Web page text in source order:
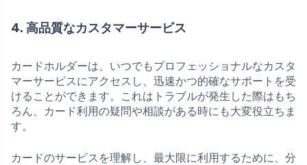
4. 高品質なカスタマーサービス
カードホルダーは、いつでもプロフェッショナルなカスタ
マーサービスにアクセスし、迅速かつ的確なサポートを受
けることができます。これはトラブルが発生した際はもち
ろん、カード利用の疑問や相談がある時にも大変役立ちま
す。
カードのサービスを理解し、最大限に利用するために、分